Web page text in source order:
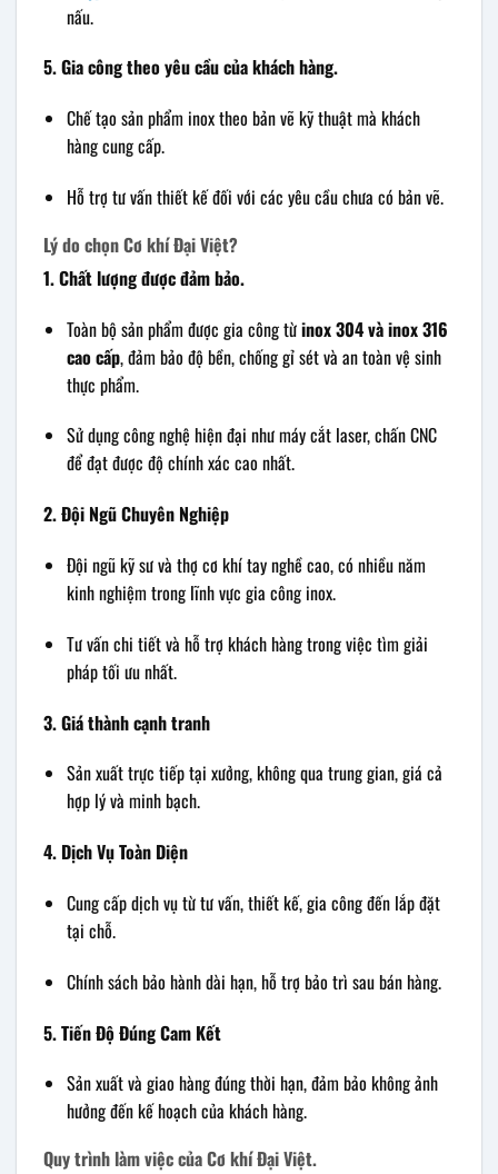
nấu.
5. Gia công theo yêu cầu của khách hàng.
Chế tạo sản phẩm inox theo bản vẽ kỹ thuật mà khách
hàng cung cấp.
Hỗ trợ tư vấn thiết kế đối với các yêu cầu chưa có bản vẽ.
Lý do chọn Cơ khí Đại Việt?
1. Chất lượng được đảm bảo.
Toàn bộ sản phẩm được gia công từinox 304 và inox 316
cao cấp, đảm bảo độ bền, chống gỉ sét và an toàn vệ sinh
thực phẩm.
Sử dụng công nghệ hiện đại như máy cắt laser, chấn CNC
để đạt được độ chính xác cao nhất.
2. Đội Ngũ Chuyên Nghiệp
Đội ngũ kỹ sư và thợ cơ khí tay nghề cao, có nhiều năm
kinh nghiệm trong lĩnh vực gia công inox.
Tư vấn chi tiết và hỗ trợ khách hàng trong việc tìm giải
pháp tối ưu nhất.
3. Giá thành cạnh tranh
Sản xuất trực tiếp tại xưởng, không qua trung gian, giá cả
hợp lý và minh bạch.
4. Dịch Vụ Toàn Diện
Cung cấp dịch vụ từ tư vấn, thiết kế, gia công đến lắp đặt
tại chỗ.
Chính sách bảo hành dài hạn, hỗ trợ bảo trì sau bán hàng.
5. Tiến Độ Đúng Cam Kết
Sản xuất và giao hàng đúng thời hạn, đảm bảo không ảnh
hưởng đến kế hoạch của khách hàng.
Quy trình làm việc của Cơ khí Đại Việt.